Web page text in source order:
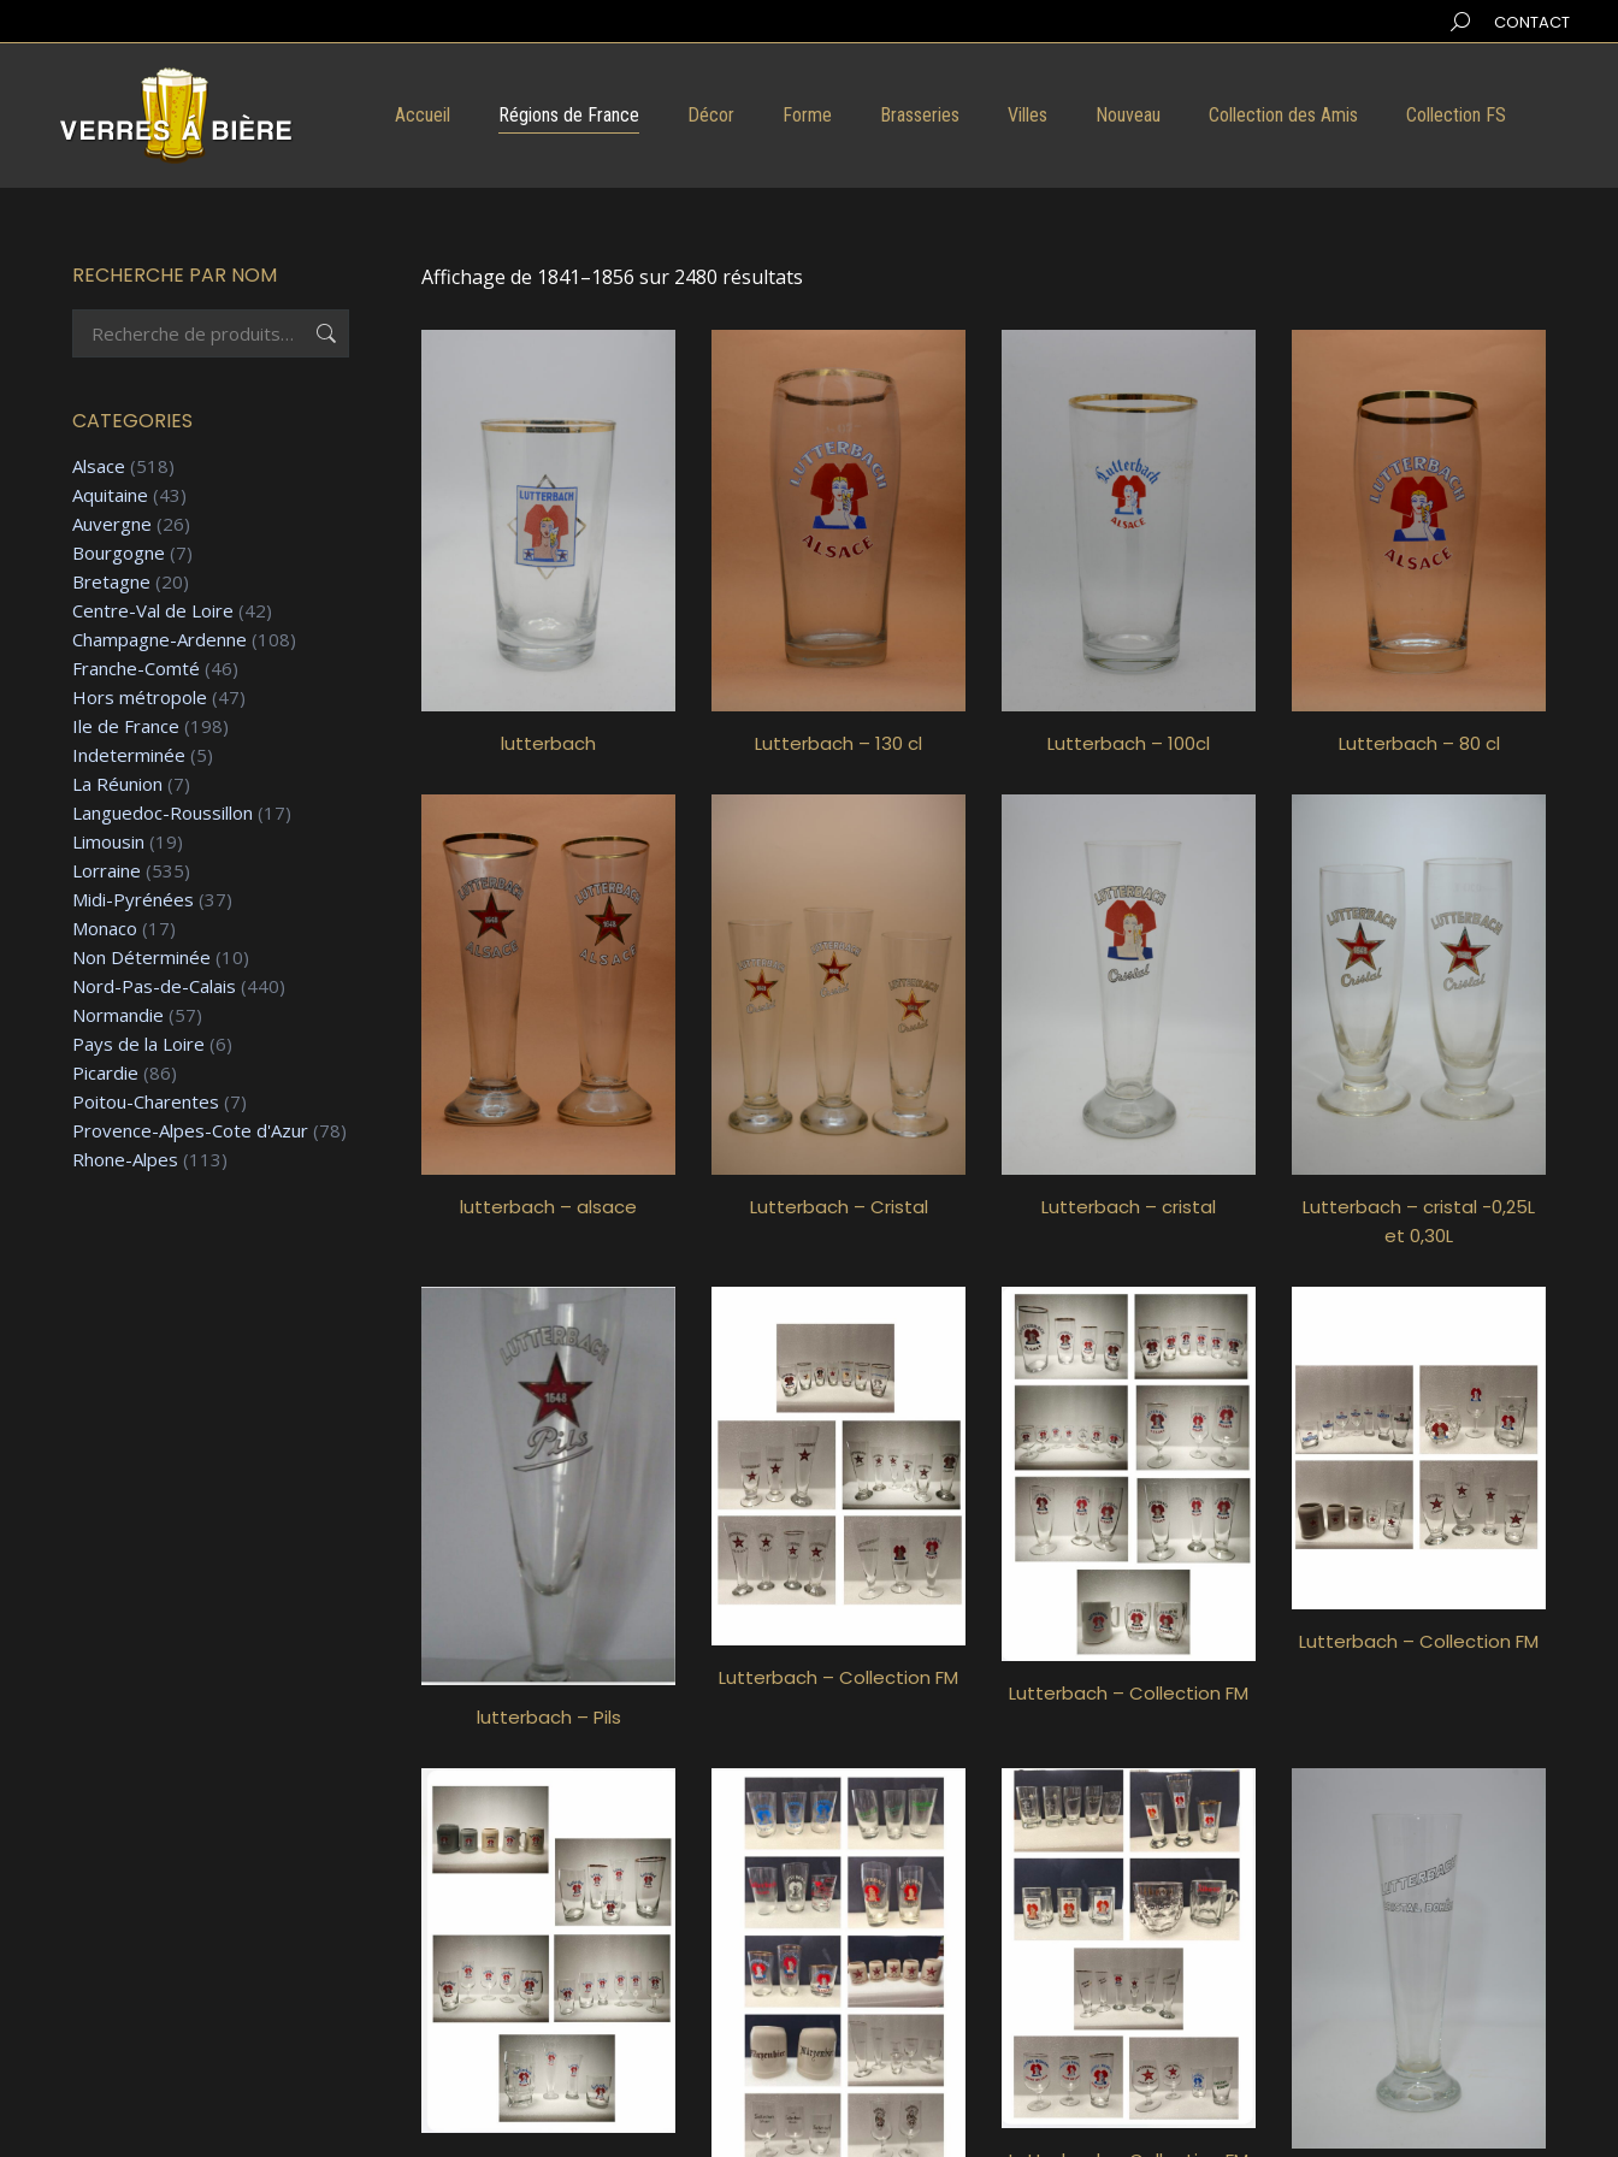
Search:CONTACT
Accueil Régions de France Décor Forme Brasseries Villes Nouveau Collection des Amis Collection FS
Affichage de 1841–1856 sur 2480 résultats
lutterbach Lutterbach – 130 cl Lutterbach – 100cl Lutterbach – 80 cl
lutterbach – alsace Lutterbach – Cristal Lutterbach – cristal
Lutterbach – cristal -0,25L
et 0,30L
lutterbach – Pils
Lutterbach – Collection FM
Lutterbach – Collection FM
Lutterbach – Collection FM
RECHERCHE PAR NOM
CATEGORIES
Alsace (518)
Aquitaine (43)
Auvergne (26)
Bourgogne (7)
Bretagne (20)
Centre-Val de Loire (42)
Champagne-Ardenne (108)
Franche-Comté (46)
Hors métropole (47)
Ile de France (198)
Indeterminée (5)
La Réunion (7)
Languedoc-Roussillon (17)
Limousin (19)
Lorraine (535)
Midi-Pyrénées (37)
Monaco (17)
Non Déterminée (10)
Nord-Pas-de-Calais (440)
Normandie (57)
Pays de la Loire (6)
Picardie (86)
Poitou-Charentes (7)
Provence-Alpes-Cote d'Azur (78)
Rhone-Alpes (113)